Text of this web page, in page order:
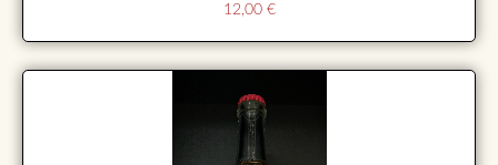
12,00 €